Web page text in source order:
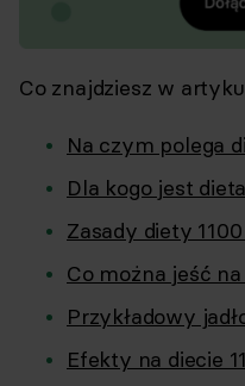
Co znajdziesz w
Na czym polega
Dla kogo jest
Zasady diety
Co można jeść
Przykładowy
Efekty na diecie